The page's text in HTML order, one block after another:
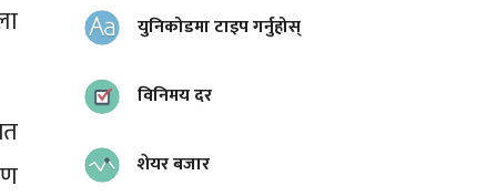
युनिकोडमा टाइप गर्नुहोस्
विनिमय दर
शेयर बजार